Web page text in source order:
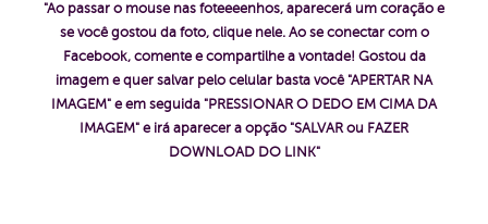
"Ao passar o mouse nas foteeeenhos, aparecerá um coração e
se você gostou da foto, clique nele. Ao se conectar com o
Facebook, comente e compartilhe a vontade! Gostou da
imagem e quer salvar pelo celular basta você "APERTAR NA
IMAGEM" e em seguida "PRESSIONAR O DEDO EM CIMA DA
IMAGEM" e irá aparecer a opção "SALVAR ou FAZER
DOWNLOAD DO LINK"